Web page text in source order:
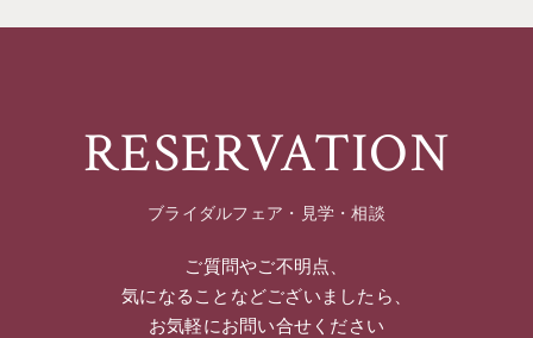
RESERVATION
ブライダルフェア・見学・相談
ご質問やご不明点、
気になることなどございましたら、
お気軽にお問い合せください